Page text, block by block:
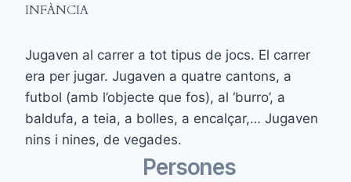
INFÀNCIA
Jugaven al carrer a tot tipus de jocs. El carrer
era per jugar. Jugaven a quatre cantons, a
futbol (amb l’objecte que fos), al ‘burro’, a
baldufa, a teia, a bolles, a encalçar,… Jugaven
nins i nines, de vegades.
Persones